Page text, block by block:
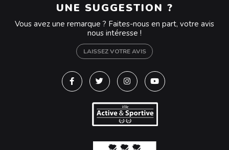
UNE SUGGESTION ?
Vous avez une remarque ? Faites-nous en part, votre avis
nous intéresse !
LAISSEZ VOTRE AVIS
Lien vers le compte Facebook
Lien vers le compte Twitter
Lien vers le compte
Lien vers la chaîne